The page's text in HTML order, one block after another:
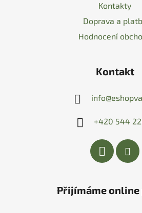
Kontakty
Doprava a
Hodnocení
Kontakt
info@
+420 544
Přijímáme